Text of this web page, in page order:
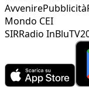
AvvenirePubblicità
Mondo CEI
SIRRadio InBlu